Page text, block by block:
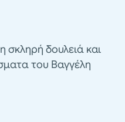
σκληρή δουλειά και
του Βαγγέλη